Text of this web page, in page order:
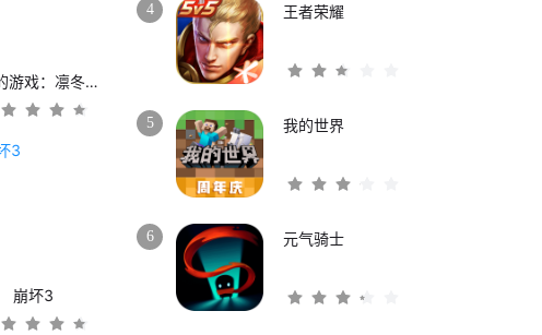
权力的游戏：凛冬将至
崩坏3
4 王者荣耀
5 我的世界
6 元气骑士